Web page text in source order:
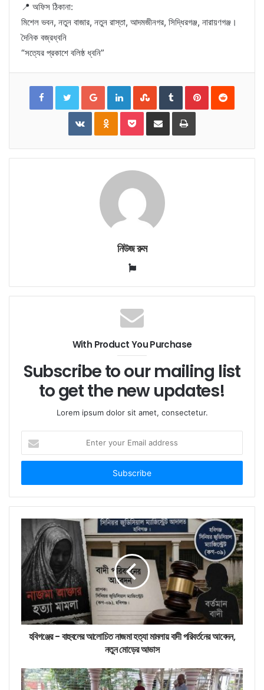
📍 অফিস ঠিকানা:
মিশেল ভবন, নতুন বাজার, নতুন রাস্তা, আদমজীনগর, সিদ্ধিরগঞ্জ, নারায়ণগঞ্জ।
দৈনিক বজ্রধ্বনি
“সত্যের প্রকাশে বলিষ্ঠ ধ্বনি”
FacebookTwitterGoogle+LinkedInStumbleUpon
TumblrPinterestReddit
VKontakteOdnoklassniki
PocketShare
Email
Print
নিউজ রুম
Website
With Product You Purchase
Subscribe to our mailing list
to get the new updates!
Lorem ipsum dolor sit amet, consectetur.
your
Email
হবিগঞ্জের - বাহুবলের আলোচিত নাজমা হত্যা মামলায় বাদী পরিবর্তনের আবেদন,
নতুন মোড়ের আভাস